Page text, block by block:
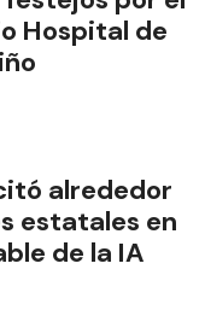
Hospital de
alrededor
estatales en
de la IA